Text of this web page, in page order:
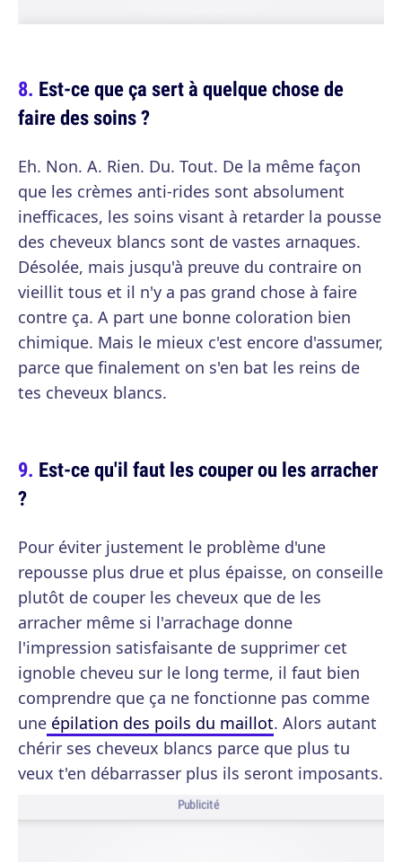
Est-ce que ça sert à quelque chose de
faire des soins ?
Eh. Non. A. Rien. Du. Tout. De la même façon
que les crèmes anti-rides sont absolument
inefficaces, les soins visant à retarder la pousse
des cheveux blancs sont de vastes arnaques.
Désolée, mais jusqu'à preuve du contraire on
vieillit tous et il n'y a pas grand chose à faire
contre ça. A part une bonne coloration bien
chimique. Mais le mieux c'est encore d'assumer,
parce que finalement on s'en bat les reins de
tes cheveux blancs.
Est-ce qu'il faut les couper ou les arracher
?
Pour éviter justement le problème d'une
repousse plus drue et plus épaisse, on conseille
plutôt de couper les cheveux que de les
arracher même si l'arrachage donne
l'impression satisfaisante de supprimer cet
ignoble cheveu sur le long terme, il faut bien
comprendre que ça ne fonctionne pas comme
une épilation des poils du maillot. Alors autant
chérir ses cheveux blancs parce que plus tu
veux t'en débarrasser plus ils seront imposants.
Publicité